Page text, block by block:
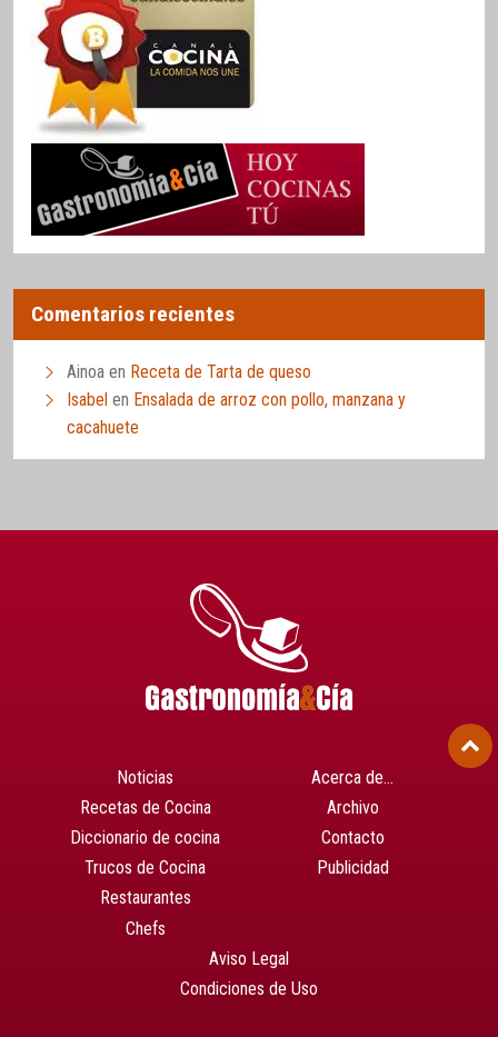
Comentarios recientes
Ainoa en Receta de Tarta de queso
Isabel en Ensalada de arroz con pollo, manzana y
cacahuete
Noticias
Recetas de Cocina
Diccionario de cocina
Trucos de Cocina
Restaurantes
Chefs
Acerca de…
Archivo
Contacto
Publicidad
Aviso Legal
Condiciones de Uso